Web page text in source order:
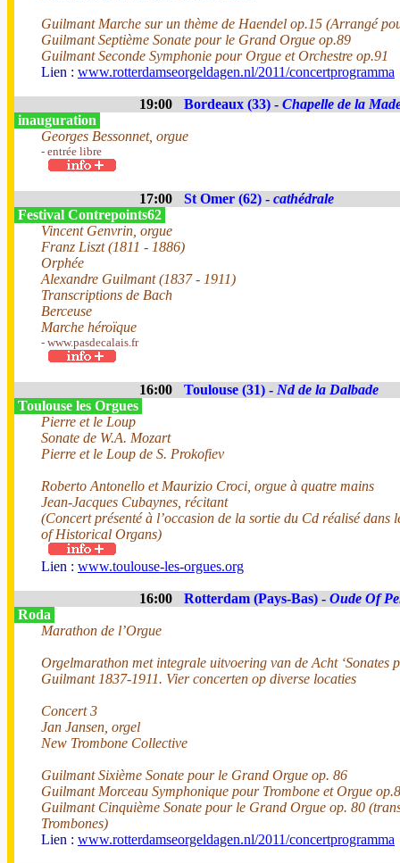
Guilmant Marche sur un thème de Haendel op.15 (Arrangé
Guilmant Septième Sonate pour le Grand Orgue op.89
Guilmant Seconde Symphonie pour Orgue et Orchestre op.91
Lien : www.rotterdamseorgeldagen.nl/2011/concertprogramma
19:00 Bordeaux (33) - Chapelle de la
inauguration
Georges Bessonnet, orgue
- entrée libre
17:00 St Omer (62) - cathédrale
Festival Contrepoints62
Vincent Genvrin, orgue
Franz Liszt (1811 - 1886)
Orphée
Alexandre Guilmant (1837 - 1911)
Transcriptions de Bach
Berceuse
Marche héroïque
- www.pasdecalais.fr
16:00 Toulouse (31) - Nd de la Dalbade
Toulouse les Orgues
Pierre et le Loup
Sonate de W.A. Mozart
Pierre et le Loup de S. Prokofiev
Roberto Antonello et Maurizio Croci, orgue à quatre mains
Jean-Jacques Cubaynes, récitant
(Concert présenté à l’occasion de la sortie du Cd réalisé
of Historical Organs)
Lien : www.toulouse-les-orgues.org
16:00 Rotterdam (Pays-Bas) - Oude Of
Roda
Marathon de l’Orgue
Orgelmarathon met integrale uitvoering van de Acht ‘Sonates
Guilmant 1837-1911. Vier concerten op diverse locaties
Concert 3
Jan Jansen, orgel
New Trombone Collective
Guilmant Sixième Sonate pour le Grand Orgue op. 86
Guilmant Morceau Symphonique pour Trombone et Orgue
Guilmant Cinquième Sonate pour le Grand Orgue op. 80
Trombones)
Lien : www.rotterdamseorgeldagen.nl/2011/concertprogramma